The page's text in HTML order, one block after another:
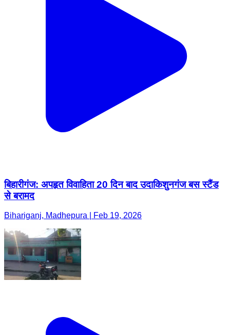
बिहारीगंज: अपहृत विवाहिता 20 दिन बाद उदाकिशुनगंज बस स्टैंड
से बरामद
Bihariganj, Madhepura | Feb 19, 2026